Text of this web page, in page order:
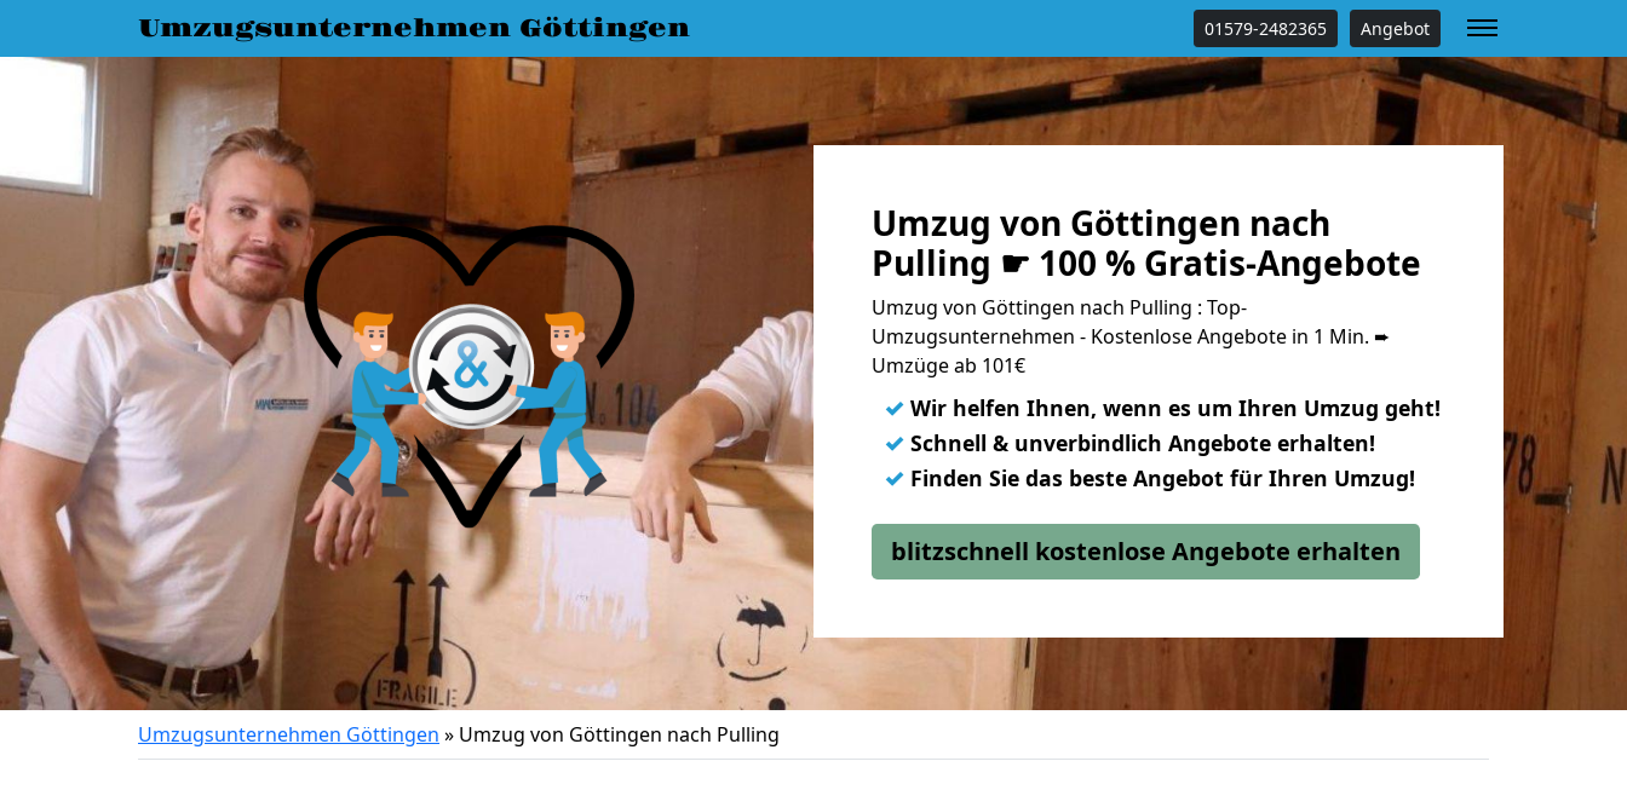
Umzugsunternehmen Göttingen 01579-2482365 Angebot
Umzug von Göttingen nach
Pulling ☛ 100 % Gratis-Angebote
Umzug von Göttingen nach Pulling : Top-
Umzugsunternehmen - Kostenlose Angebote in 1 Min. ➨
Umzüge ab 101€
✓ Wir helfen Ihnen, wenn es um Ihren Umzug geht!
✓ Schnell & unverbindlich Angebote erhalten!
✓ Finden Sie das beste Angebot für Ihren Umzug!
blitzschnell kostenlose Angebote erhalten
Umzugsunternehmen Göttingen » Umzug von Göttingen nach Pulling